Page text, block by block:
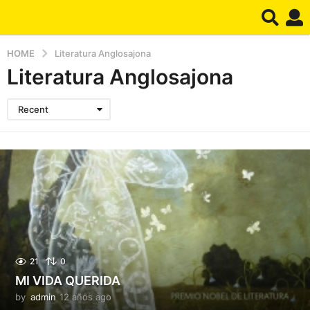
HOME Literatura Anglosajona
Literatura Anglosajona
Recent
21 0
MI VIDA QUERIDA
by admin 12 años ago1